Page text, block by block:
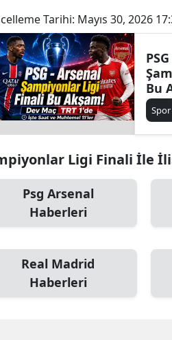
Tarihi: Mayıs 30, 2026
Bu
Spor
Ligi Finali İle
Psg Arsenal
Haberleri
Real Madrid
Haberleri